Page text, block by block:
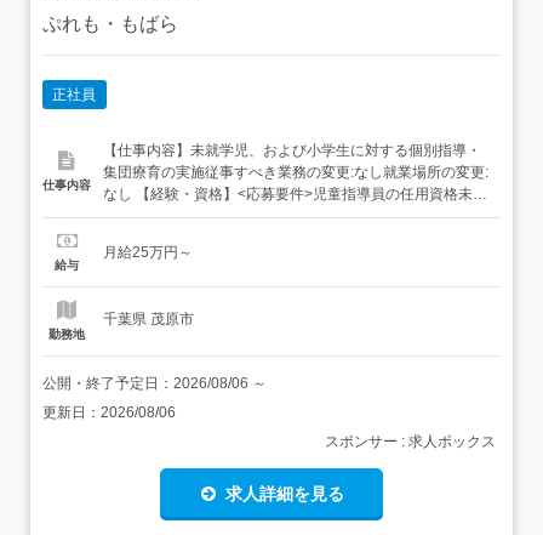
ぷれも・もばら
正社員
仕事内容
【仕事内容】未就学児、および小学生に対する個別指導・
集団療育の実施従事すべき業務の変更:なし就業場所の変更:
なし 【経験・資格】<応募要件>児童指導員の任用資格未経
験可 【給与】月給 250,000円 〜 <給与の備考> 経験年数に
15,000円扶養手当あり子ども手当 1,000円/人交通費手当あ
給与
月給25万円～
勤務地
千葉県 茂原市
公開・終了予定日： 2026/08/06 ～
更新日： 2026/08/06
スポンサー : 求人ボックス
求人詳細を見る